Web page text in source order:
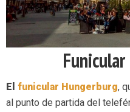
El funicular Hungerburg,
al punto de partida del